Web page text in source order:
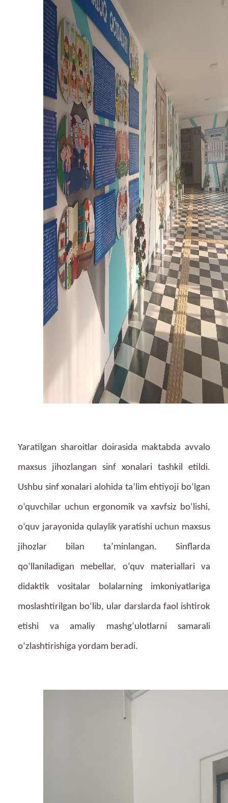
Yaratilgan sharoitlar doirasida maktabda avvalo
maxsus jihozlangan sinf xonalari tashkil etildi.
Ushbu sinf xonalari alohida ta’lim ehtiyoji bo‘lgan
o‘quvchilar uchun ergonomik va xavfsiz bo‘lishi,
o‘quv jarayonida qulaylik yaratishi uchun maxsus
jihozlar bilan ta’minlangan. Sinflarda
qo‘llaniladigan mebellar, o‘quv materiallari va
didaktik vositalar bolalarning imkoniyatlariga
moslashtirilgan bo‘lib, ular darslarda faol ishtirok
etishi va amaliy mashg‘ulotlarni samarali
o‘zlashtirishiga yordam beradi.